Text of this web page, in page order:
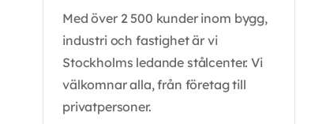
Med över 2 500 kunder inom bygg,
industri och fastighet är vi
Stockholms ledande stålcenter. Vi
välkomnar alla, från företag till
privatpersoner.